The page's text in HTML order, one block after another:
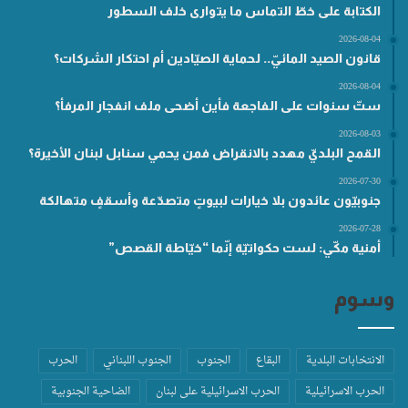
الكتابة على خطّ التماس ما يتوارى خلف السطور
2026-08-04
قانون الصيد المائيّ.. لحماية الصيّادين أم احتكار الشركات؟
2026-08-04
ستّ سنوات على الفاجعة فأين أضحى ملف انفجار المرفأ؟
2026-08-03
القمح البلديّ مهدد بالانقراض فمن يحمي سنابل لبنان الأخيرة؟
2026-07-30
جنوبيّون عائدون بلا خيارات لبيوتٍ متصدّعة وأسقفٍ متهالكة
2026-07-28
أمنية مكّي: لست حكواتيّة إنّما “خيّاطة القصص”
وسوم
الانتخابات البلدية البقاع الجنوب الجنوب اللبناني
الحرب
الحرب الاسرائيلية
الحرب الاسرائيلية على لبنان الضاحية الجنوبية